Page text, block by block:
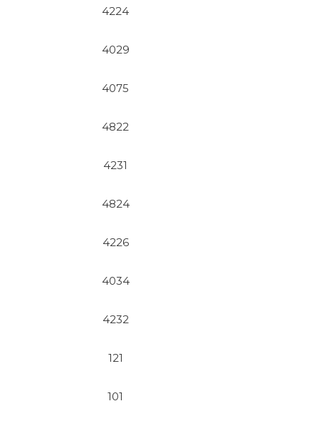
4224
4029
4075
4822
4231
4824
4226
4034
4232
121
101